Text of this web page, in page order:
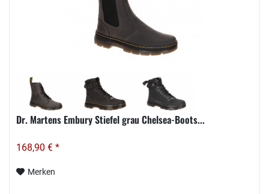
Dr. Martens Embury Stiefel grau Chelsea-Boots...
168,90 € *
Merken